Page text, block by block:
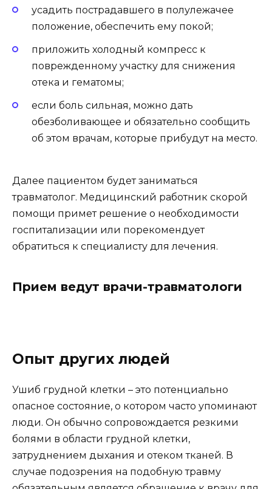
усадить пострадавшего в полулежачее
положение, обеспечить ему покой;
приложить холодный компресс к
поврежденному участку для снижения
отека и гематомы;
если боль сильная, можно дать
обезболивающее и обязательно сообщить
об этом врачам, которые прибудут на место.
Далее пациентом будет заниматься
травматолог. Медицинский работник скорой
помощи примет решение о необходимости
госпитализации или порекомендует
обратиться к специалисту для лечения.
Прием ведут врачи-травматологи
Опыт других людей
Ушиб грудной клетки – это потенциально
опасное состояние, о котором часто упоминают
люди. Он обычно сопровождается резкими
болями в области грудной клетки,
затруднением дыхания и отеком тканей. В
случае подозрения на подобную травму